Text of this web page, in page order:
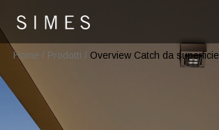
Home / Prodotti / Overview Catch da superficie